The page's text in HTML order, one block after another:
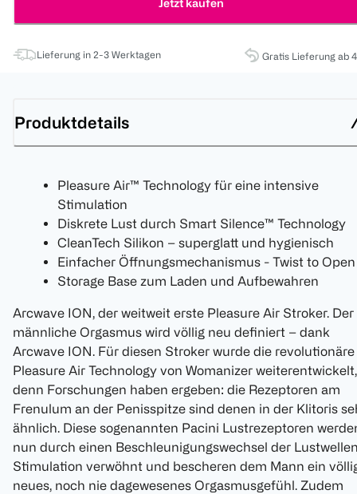
Jetzt kaufen
Lieferung in 2-3 Werktagen Gratis Lieferung ab
Produktdetails
Pleasure Air™ Technology für eine intensive
Stimulation
Diskrete Lust durch Smart Silence™ Technology
CleanTech Silikon – superglatt und hygienisch
Einfacher Öffnungsmechanismus - Twist to Open
Storage Base zum Laden und Aufbewahren
Arcwave ION, der weitweit erste Pleasure Air Stroker. Der
männliche Orgasmus wird völlig neu definiert – dank
Arcwave ION. Für diesen Stroker wurde die revolutionäre
Pleasure Air Technology von Womanizer weiterentwickelt,
denn Forschungen haben ergeben: die Rezeptoren am
Frenulum an der Penisspitze sind denen in der Klitoris
ähnlich. Diese sogenannten Pacini Lustrezeptoren
nun durch einen Beschleunigungswechsel der
Stimulation verwöhnt und bescheren dem Mann ein
neues, noch nie dagewesenes Orgasmusgefühl. Zudem